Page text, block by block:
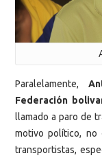
Paralelamente,
Federación
llamado a paro de
motivo político, no
transportistas,